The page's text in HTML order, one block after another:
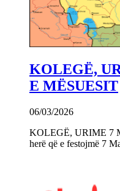
KOLEGË,
E MËSUESIT
06/03/2026
KOLEGË, URIME 7
herë që e festojmë 7